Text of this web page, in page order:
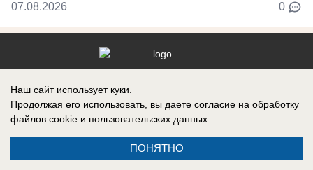
07.08.2026 0
Контакты
Наш сайт использует куки.
Продолжая его использовать, вы даете согласие на обработку
файлов cookie и пользовательских данных.
ПОНЯТНО